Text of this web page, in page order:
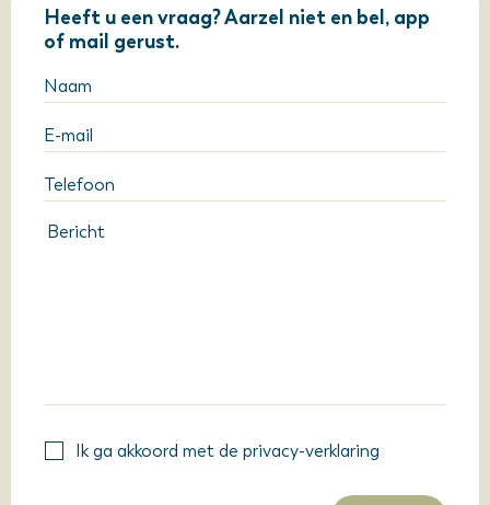
Heeft u een vraag? Aarzel niet en bel, app
of mail gerust.
Ik ga akkoord met de privacy-verklaring